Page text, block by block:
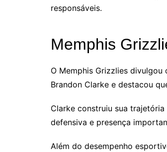
responsáveis.
Memphis
O Memphis Grizzlies
Brandon Clarke e destacou
Clarke construiu sua
defensiva e presença
Além do desempenho